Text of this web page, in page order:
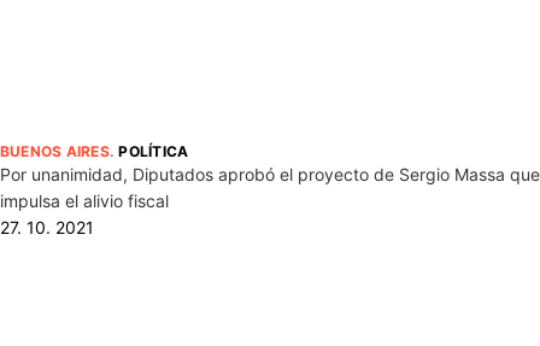
BUENOS AIRES.POLÍTICA
Por unanimidad, Diputados aprobó el proyecto de Sergio Massa que
impulsa el alivio fiscal
27. 10. 2021